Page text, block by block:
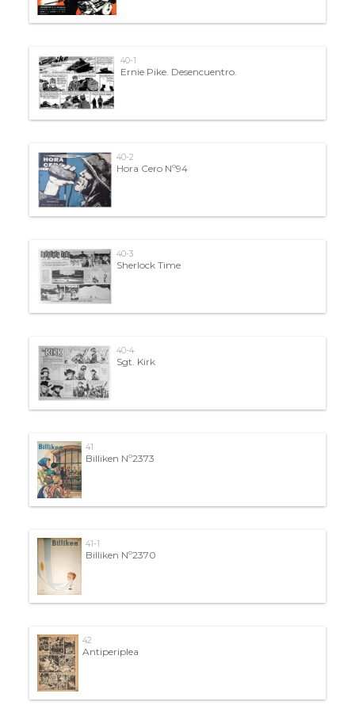
40-1
Ernie Pike. Desencuentro.
40-2
Hora Cero Nº94
40-3
Sherlock Time
40-4
Sgt. Kirk
41
Billiken Nº2373
41-1
Billiken Nº2370
42
Antiperiplea